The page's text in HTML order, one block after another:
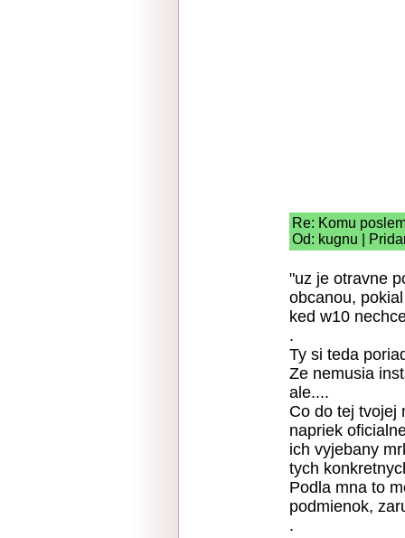
Re: Komu
Od: kugnu |
"uz je otravne
obcanou,
ked w10
.
Ty si teda
Ze nemusia
ale....
Co do tej tvojej
napriek
ich vyjebany
tych
Podla mna to
podmienok,
.